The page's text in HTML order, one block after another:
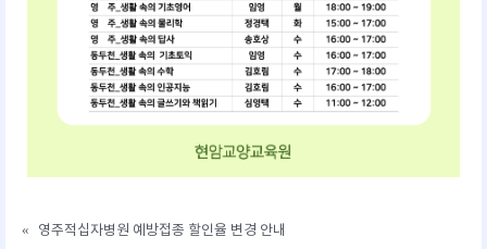
« 영주적십자병원 예방접종 할인율 변경 안내